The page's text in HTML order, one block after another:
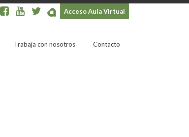
Acceso Aula Virtual
Trabaja con nosotros Contacto